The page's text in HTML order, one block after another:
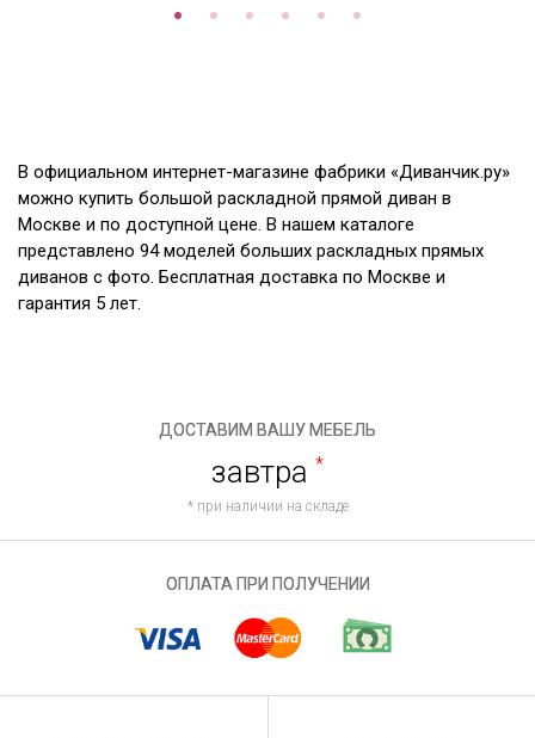
В официальном интернет-магазине фабрики «Диванчик.ру»
можно купить большой раскладной прямой диван в
Москве и по доступной цене. В нашем каталоге
представлено 94 моделей больших раскладных прямых
диванов с фото. Бесплатная доставка по Москве и
гарантия 5 лет.
ДОСТАВИМ ВАШУ МЕБЕЛЬ
завтра *
* при наличии на складе
ОПЛАТА ПРИ ПОЛУЧЕНИИ